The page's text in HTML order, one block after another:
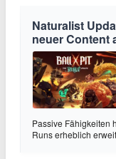
Naturalist
neuer Content
Passive Fähigkeiten
Runs erheblich